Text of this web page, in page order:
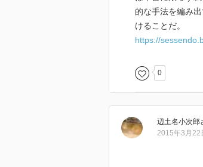
的な手法を編み
けることだ。
https://
0
辺土名小次郎
2015年3月22